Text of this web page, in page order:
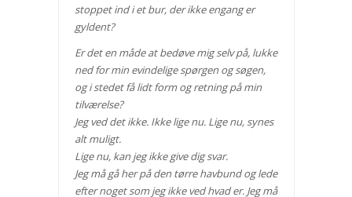
stoppet ind i et bur, der ikke engang er
gyldent?
Er det en måde at bedøve mig selv på, lukke
ned for min evindelige spørgen og søgen,
og i stedet få lidt form og retning på min
tilværelse?
Jeg ved det ikke. Ikke lige nu. Lige nu, synes
alt muligt.
Lige nu, kan jeg ikke give dig svar.
Jeg må gå her på den tørre havbund og lede
efter noget som jeg ikke ved hvad er. Jeg må